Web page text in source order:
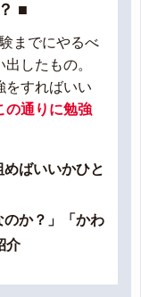
■
までにやるべ
したもの。
をすればいい
の通りに勉強
めばいいかひと
のか？」「かわ
介